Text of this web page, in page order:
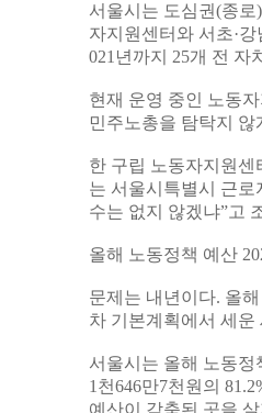
서울시는 도심권(종로
자지원센터와 서초·
021년까지 25개 전 자
현재 운영 중인 노동
민주노총을 탐탁지
한 구립 노동자지원센
는 서울시특별시 근
수는 없지 않겠냐”고
올해 노동정책 예산
문제는 내년이다. 올
차 기본계획에서 세
서울시는 올해 노동정
1천646만7천원의
예산이 감축된 곳을